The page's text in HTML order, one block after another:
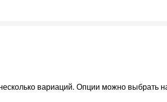
вариаций. Опции можно выбрать